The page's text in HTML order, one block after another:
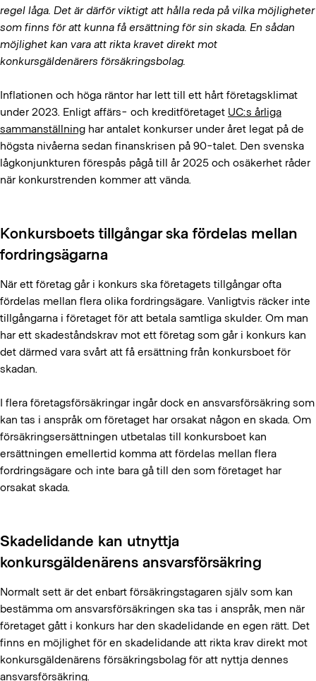
regel låga. Det är därför viktigt att hålla reda på vilka möjligheter
som finns för att kunna få ersättning för sin skada. En sådan
möjlighet kan vara att rikta kravet direkt mot
konkursgäldenärers försäkringsbolag.
Inflationen och höga räntor har lett till ett hårt företagsklimat
under 2023. Enligt affärs- och kreditföretaget UC:s årliga
sammanställning har antalet konkurser under året legat på de
högsta nivåerna sedan finanskrisen på 90-talet. Den svenska
lågkonjunkturen förespås pågå till år 2025 och osäkerhet råder
när konkurstrenden kommer att vända.
Konkursboets tillgångar ska fördelas mellan
fordringsägarna
När ett företag går i konkurs ska företagets tillgångar ofta
fördelas mellan flera olika fordringsägare. Vanligtvis räcker inte
tillgångarna i företaget för att betala samtliga skulder. Om man
har ett skadeståndskrav mot ett företag som går i konkurs kan
det därmed vara svårt att få ersättning från konkursboet för
skadan.
I flera företagsförsäkringar ingår dock en ansvarsförsäkring som
kan tas i anspråk om företaget har orsakat någon en skada. Om
försäkringsersättningen utbetalas till konkursboet kan
ersättningen emellertid komma att fördelas mellan flera
fordringsägare och inte bara gå till den som företaget har
orsakat skada.
Skadelidande kan utnyttja
konkursgäldenärens ansvarsförsäkring
Normalt sett är det enbart försäkringstagaren själv som kan
bestämma om ansvarsförsäkringen ska tas i anspråk, men när
företaget gått i konkurs har den skadelidande en egen rätt. Det
finns en möjlighet för en skadelidande att rikta krav direkt mot
konkursgäldenärens försäkringsbolag för att nyttja dennes
ansvarsförsäkring.